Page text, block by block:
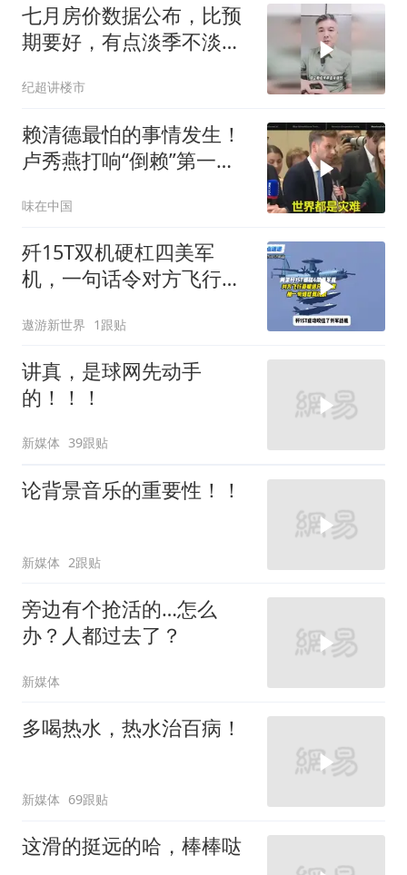
七月房价数据公布，比预
期要好，有点淡季不淡的
纪超讲楼市
赖清德最怕的事情发生！
卢秀燕打响“倒赖”第一
味在中国
歼15T双机硬杠四美军
机，一句话令对方飞行员
遨游新世界 1跟贴
讲真，是球网先动手
的！！！
新媒体 39跟贴
论背景音乐的重要性！！
新媒体 2跟贴
旁边有个抢活的…怎么
办？人都过去了？
新媒体
多喝热水，热水治百病！
新媒体 69跟贴
这滑的挺远的哈，棒棒哒